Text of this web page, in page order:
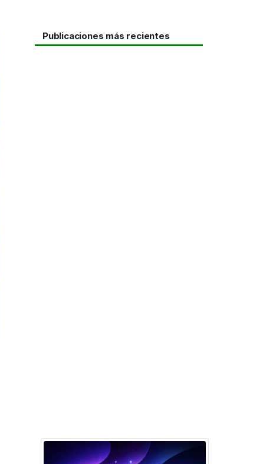
Publicaciones más recientes